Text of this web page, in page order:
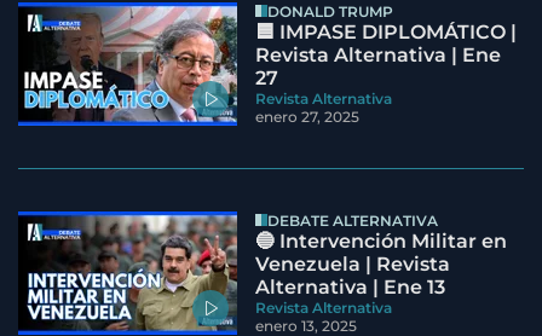
DONALD TRUMP
🟦 IMPASE DIPLOMÁTICO |
Revista Alternativa | Ene
27
Revista Alternativa
enero 27, 2025
DEBATE ALTERNATIVA
🔵 Intervención Militar en
Venezuela | Revista
Alternativa | Ene 13
Revista Alternativa
enero 13, 2025